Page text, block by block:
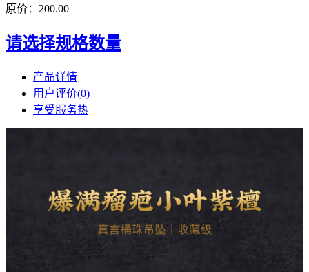
原价：200.00
请选择规格数量
产品详情
用户评价(0)
享受服务热